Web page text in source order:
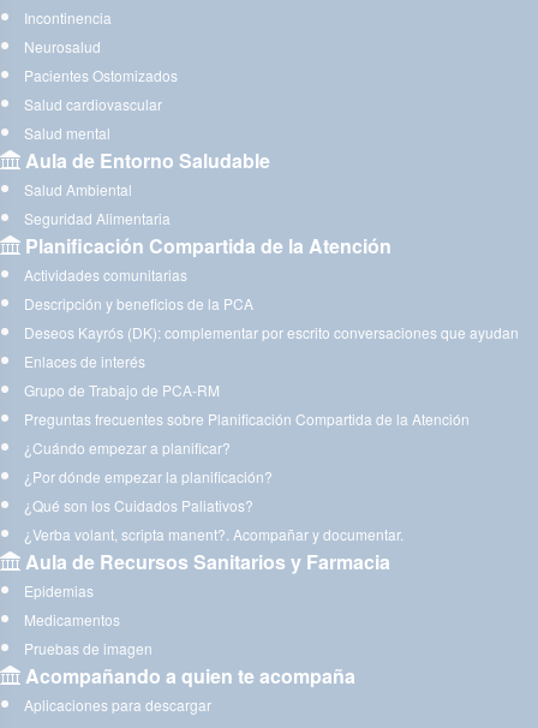
Incontinencia
Neurosalud
Pacientes Ostomizados
Salud cardiovascular
Salud mental
Aula de Entorno Saludable
Salud Ambiental
Seguridad Alimentaria
Planificación Compartida de la Atención
Actividades comunitarias
Descripción y beneficios de la PCA
Deseos Kayrós (DK): complementar por escrito conversaciones que ayudan
Enlaces de interés
Grupo de Trabajo de PCA-RM
Preguntas frecuentes sobre Planificación Compartida de la Atención
¿Cuándo empezar a planificar?
¿Por dónde empezar la planificación?
¿Qué son los Cuidados Paliativos?
¿Verba volant, scripta manent?. Acompañar y documentar.
Aula de Recursos Sanitarios y Farmacia
Epidemias
Medicamentos
Pruebas de imagen
Acompañando a quien te acompaña
Aplicaciones para descargar